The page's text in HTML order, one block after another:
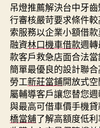
吊燈推薦解決台中牙
行審核嚴苛要求條件
索服務以企業小額借
融資林口機車借款週
款客戶救急店面合法
簡單最優良的設計聯
勞工新莊當鋪開放式
屬輔導客戶讓您替您
與最高可借車價手機
橋當舖了解高額度低